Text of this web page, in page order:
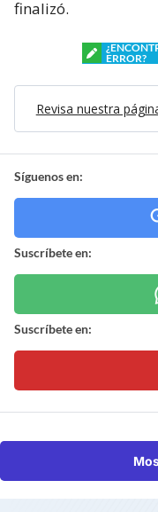
finalizó.
ERROR?
Revisa nuestra
Síguenos en:
Suscríbete en:
Suscríbete en: